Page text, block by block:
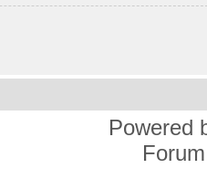
Powered